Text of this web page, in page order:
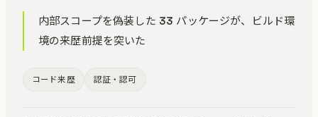
内部スコープを偽装した 33 パッケージが、ビルド環
境の来歴前提を突いた
コード来歴 認証・認可